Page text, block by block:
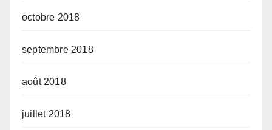
octobre 2018
septembre 2018
août 2018
juillet 2018